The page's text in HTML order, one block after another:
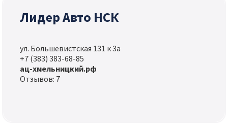
Лидер Авто НСК
ул. Большевистская 131 к 3а
+7 (383) 383-68-85
ац-хмельницкий.рф
Отзывов: 7